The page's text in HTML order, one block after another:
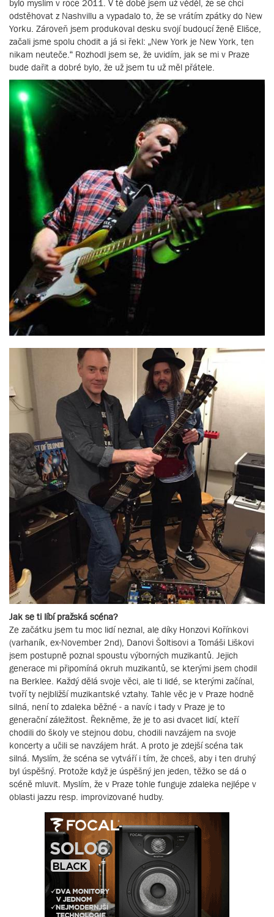
bylo myslím v roce 2011. V té době jsem už věděl, že se chci
odstěhovat z Nashvillu a vypadalo to, že se vrátím zpátky do New
Yorku. Zároveň jsem produkoval desku svojí budoucí ženě Elišce,
začali jsme spolu chodit a já si řekl: „New York je New York, ten
nikam neuteče.“ Rozhodl jsem se, že uvidím, jak se mi v Praze
bude dařit a dobré bylo, že už jsem tu už měl přátele.
Jak se ti líbí pražská scéna?
Ze začátku jsem tu moc lidí neznal, ale díky Honzovi Kořínkovi
(varhaník, ex-November 2nd), Danovi Šoltisovi a Tomáši Liškovi
jsem postupně poznal spoustu výborných muzikantů. Jejich
generace mi připomíná okruh muzikantů, se kterými jsem chodil
na Berklee. Každý dělá svoje věci, ale ti lidé, se kterými začínal,
tvoří ty nejbližší muzikantské vztahy. Tahle věc je v Praze hodně
silná, není to zdaleka běžné - a navíc i tady v Praze je to
generační záležitost. Řekněme, že je to asi dvacet lidí, kteří
chodili do školy ve stejnou dobu, chodili navzájem na svoje
koncerty a učili se navzájem hrát. A proto je zdejší scéna tak
silná. Myslím, že scéna se vytváří i tím, že chceš, aby i ten druhý
byl úspěšný. Protože když je úspěšný jen jeden, těžko se dá o
scéně mluvit. Myslím, že v Praze tohle funguje zdaleka nejlépe v
oblasti jazzu resp. improvizované hudby.